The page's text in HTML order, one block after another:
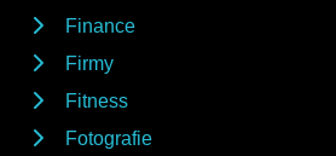
Finance
Firmy
Fitness
Fotografie